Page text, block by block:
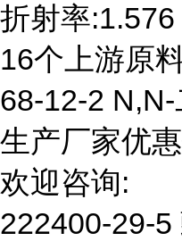
折射率:1.576
16个上游原
68-12-2
生产厂家优
欢迎咨询:
222400-29-5